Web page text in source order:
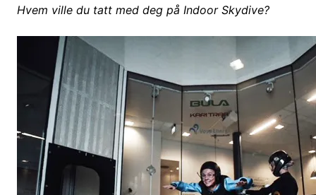
Hvem ville du tatt med deg på Indoor Skydive?